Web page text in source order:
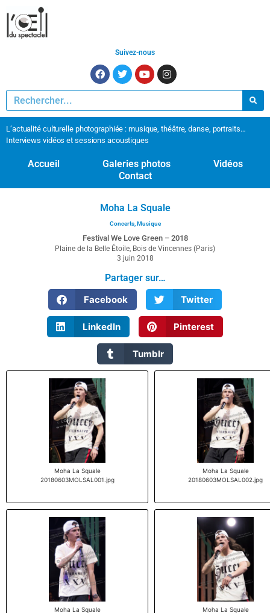
Suivez-nous
L’actualité culturelle photographiée : musique, théâtre, danse, portraits…
Interviews vidéos et sessions acoustiques
Accueil Galeries photos
Vidéos
Contact
Moha La Squale
Concerts,Musique
Festival We Love Green – 2018
Plaine de la Belle Étoile, Bois de Vincennes (Paris)
3 juin 2018
Partager sur…
Facebook
Twitter
LinkedIn Pinterest
Tumblr
Moha La Squale
20180603MOLSAL001.jpg
Moha La Squale
20180603MOLSAL002.jpg
Moha La Squale
Moha La Squale